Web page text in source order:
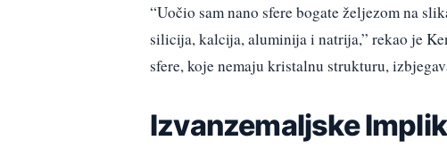
“Uočio sam nano sfere bogate željezom na
silicija, kalcija, aluminija i natrija,” rekao je
sfere, koje nemaju kristalnu strukturu,
Izvanzemaljske